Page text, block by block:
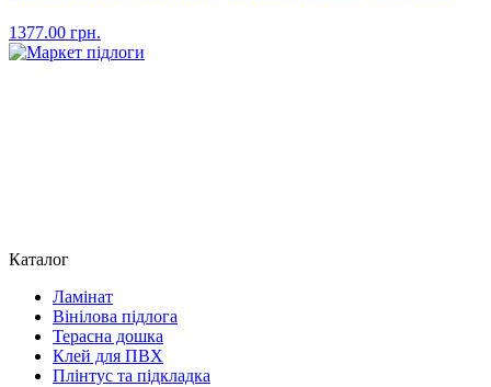
1377.00 грн.
Каталог
Ламінат
Вінілова підлога
Терасна дошка
Клей для ПВХ
Плінтус та підкладка